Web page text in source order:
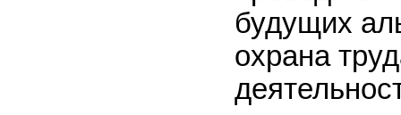
будущих
охрана